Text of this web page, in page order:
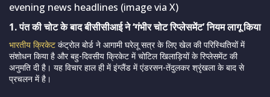
evening news headlines (image via X)
1. पंत की चोट के बाद बीसीसीआई ने ‘गंभीर चोट रिप्लेसमेंट’ नियम लागू किया
भारतीय क्रिकेट कंट्रोल बोर्ड ने आगामी घरेलू सत्र के लिए खेल की परिस्थितियों में
संशोधन किया है और बहु-दिवसीय क्रिकेट में चोटिल खिलाड़ियों के रिप्लेसमेंट की
अनुमति दी है। यह विचार हाल ही में इंग्लैंड में एंडरसन-तेंदुलकर श्रृंखला के बाद से
प्रचलन में है।